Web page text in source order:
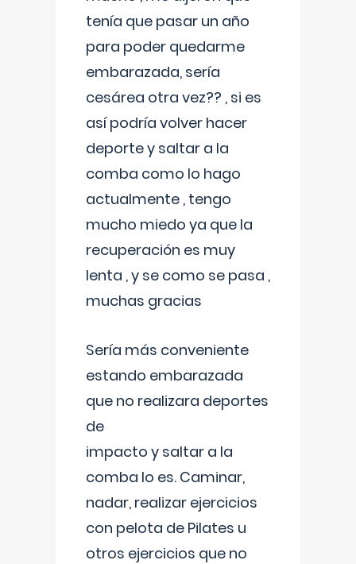
tenía que pasar un año
para poder quedarme
embarazada, sería
cesárea otra vez?? , si es
así podría volver hacer
deporte y saltar a la
comba como lo hago
actualmente , tengo
mucho miedo ya que la
recuperación es muy
lenta , y se como se pasa ,
muchas gracias
Sería más conveniente
estando embarazada
que no realizara deportes
de
impacto y saltar a la
comba lo es. Caminar,
nadar, realizar ejercicios
con pelota de Pilates u
otros ejercicios que no